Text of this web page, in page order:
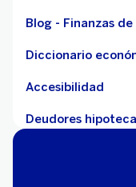
Blog - Finanzas
Diccionario
Accesibilidad
Deudores